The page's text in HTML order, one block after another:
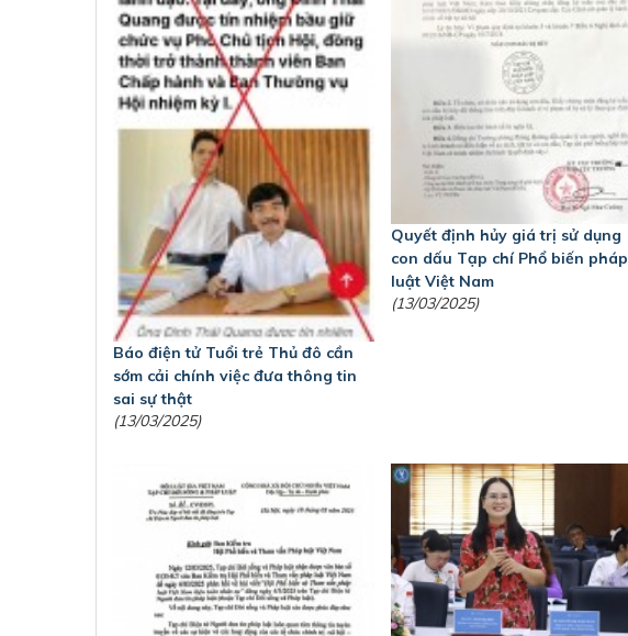
Báo điện tử Tuổi trẻ Thủ đô cần
sớm cải chính việc đưa thông tin
sai sự thật
(13/03/2025)
Quyết định hủy giá trị sử dụng
con dấu Tạp chí Phổ biến pháp
luật Việt Nam
(13/03/2025)